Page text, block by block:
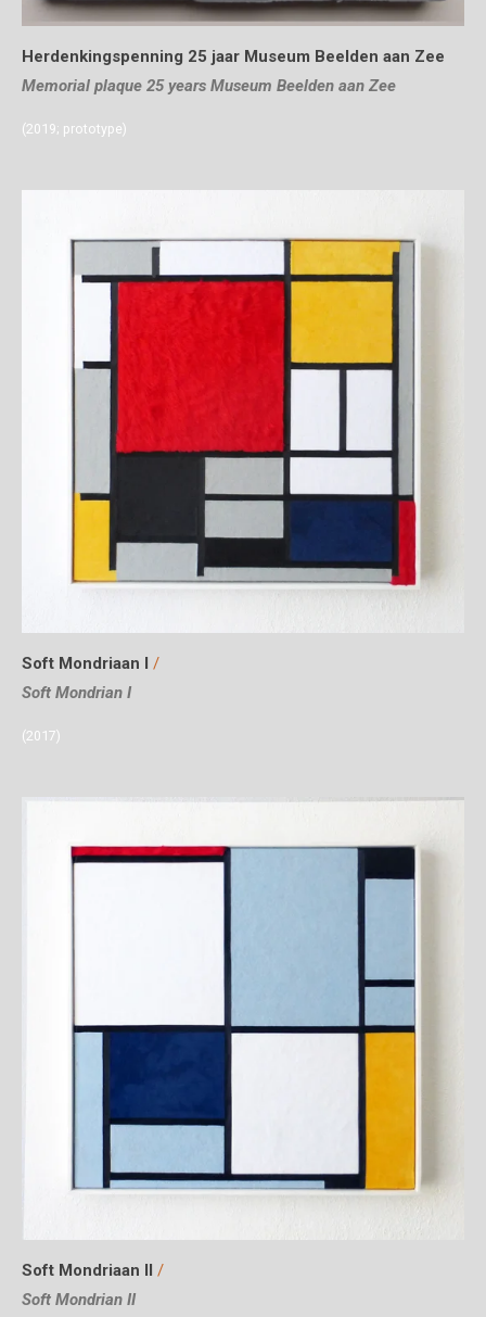
Herdenkingspenning 25 jaar Museum Beelden aan Zee
Memorial plaque 25 years Museum Beelden aan Zee
(2019; prototype)
Soft Mondriaan I /
Soft Mondrian I
(2017)
Soft Mondriaan II /
Soft Mondrian II